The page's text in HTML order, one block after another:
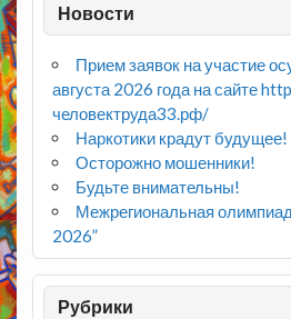
Новости
Прием заявок на участие
августа 2026 года на сайте
человектруда33.рф/
Наркотики крадут будущее!
Осторожно мошенники!
Будьте внимательны!
Межрегиональная
2026”
Рубрики